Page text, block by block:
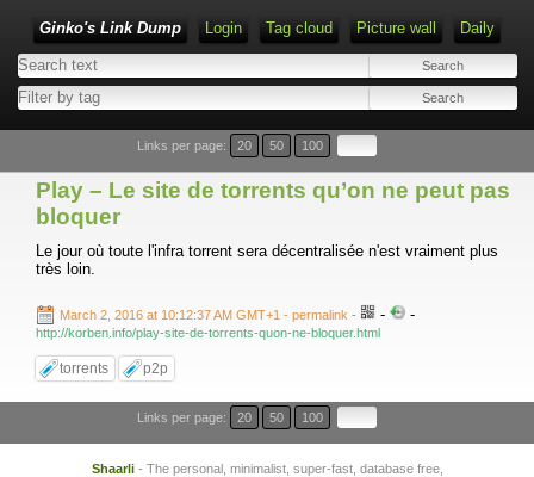
Ginko's Link Dump Login Tag cloud Picture wall Daily
Type 1 or more characters for results.
Links per page: 20 50 100
Play – Le site de torrents qu’on ne peut pas
bloquer
Le jour où toute l'infra torrent sera décentralisée n'est vraiment plus
très loin.
March 2, 2016 at 10:12:37 AM GMT+1 - permalink - - -
http://korben.info/play-site-de-torrents-quon-ne-bloquer.html
torrents p2p
Links per page: 20 50 100
Shaarli- The personal, minimalist, super-fast, database free,